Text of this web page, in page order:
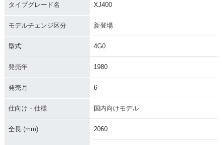
タイプグレード名 XJ400
モデルチェンジ区分 新登場
型式 4G0
発売年 1980
発売月 6
仕向け・仕様 国内向けモデル
全長 (mm) 2060